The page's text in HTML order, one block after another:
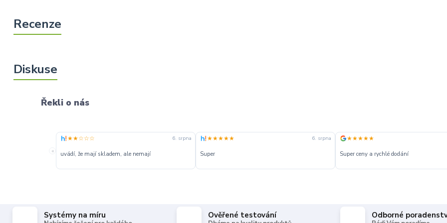
Řekli o nás
«
★★☆☆☆ 6. srpna
uvádí, že mají skladem, ale nemají
★★★★★ 6. srpna
Super
★★★★★
Super ceny a rychlé dodání
Systémy na míru Ověřené testování Odborné